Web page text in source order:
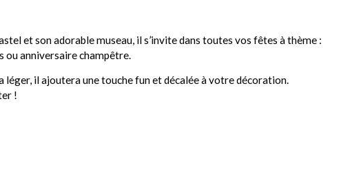
et son adorable museau, il s’invite dans toutes vos fêtes à thème :
ou anniversaire champêtre.
léger, il ajoutera une touche fun et décalée à votre décoration.
!